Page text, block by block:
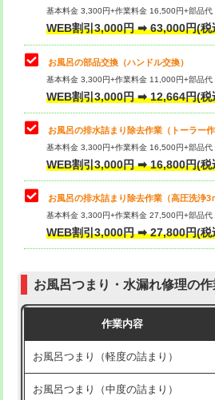
止水・漏水調査・防水処理・清掃・修
理・調整・分解・加工など（重作業）
トイレタンク脱着
トイレ便器脱着
タンクレストイレ脱着
小便器トイレ脱着
その他部品の脱着
交換・取付（タンク）
交換・取付（普通便座）
交換・取付（温水洗浄便座）
交換・取付(単水栓（壁付・デッキ
式）)
基本料金 3,300円+作業料金 16,500円+部品
WEB割引3,000円 ➡ 63,000円(税
お風呂の部品交換（ハンドル交換）
基本料金 3,300円+作業料金 11,000円+部品
WEB割引3,000円 ➡ 12,664円(税
お風呂の排水詰まり除去作業（トーラー作
基本料金 3,300円+作業料金 16,500円+部品
WEB割引3,000円 ➡ 16,800円(税
お風呂の排水詰まり除去作業（高圧洗浄3
基本料金 3,300円+作業料金 27,500円+部品
WEB割引3,000円 ➡ 27,800円(税
お風呂つまり・水漏れ修理の
作業内容
お風呂つまり（軽度の詰まり）
お風呂つまり（中度の詰まり）